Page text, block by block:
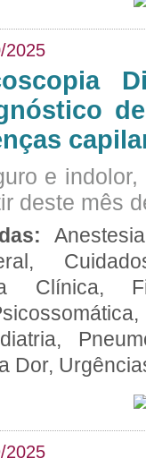
2025
e
deste mês
Clínica,
Dor,
2025